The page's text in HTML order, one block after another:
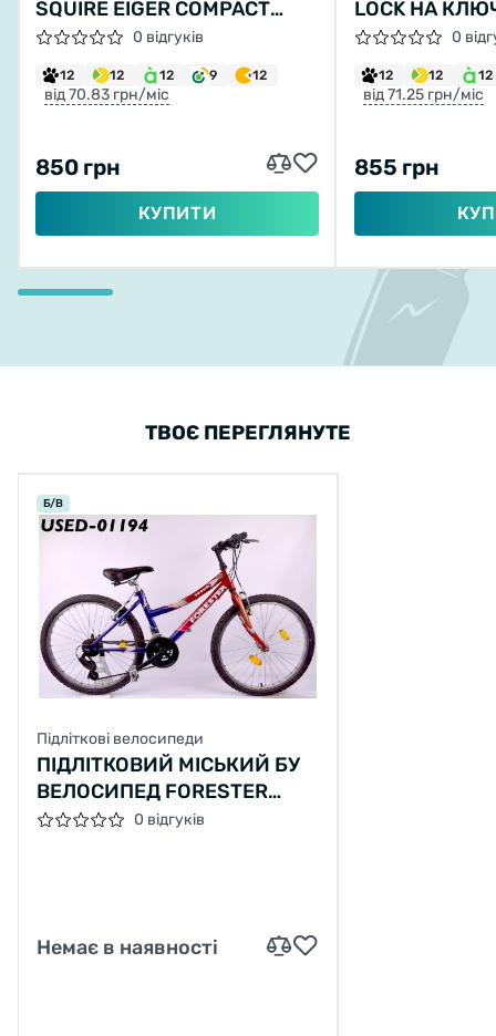
SQUIRE EIGER COMPACT
ЧЕРВОНИЙ0 відгуків
12 12 12 9 12
від 70.83 грн/міс
850 грн
КУПИТИ
LOCK НА
115X230 0
12 12 12
від 71.25 грн/міс
855 грн
ТВОЄ ПЕРЕГЛЯНУТЕ
Б/В
Підліткові велосипеди
ПІДЛІТКОВИЙ МІСЬКИЙ БУ
ВЕЛОСИПЕД FORESTER
TREND 1010 відгуків
Немає в наявності